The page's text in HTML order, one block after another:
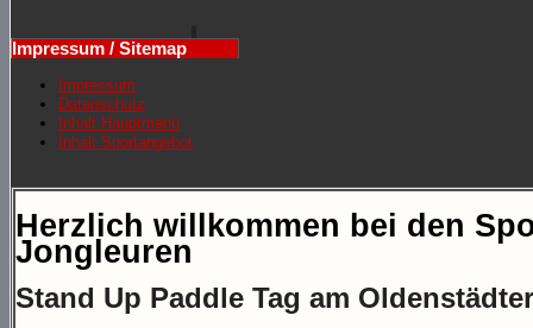
Impressum / Sitemap
Impressum
Datenschutz
Inhalt Hauptmenü
Inhalt Sportangebot
Herzlich willkommen bei den
Jongleuren
Stand Up Paddle Tag am